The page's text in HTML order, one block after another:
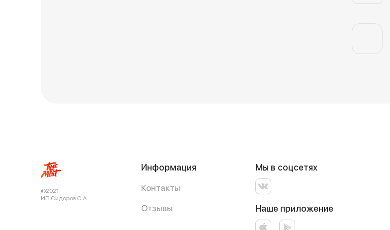
©2021
ИП Сидоров С.А
Информация
Контакты
Отзывы
Мы в соцсетях
Наше приложение